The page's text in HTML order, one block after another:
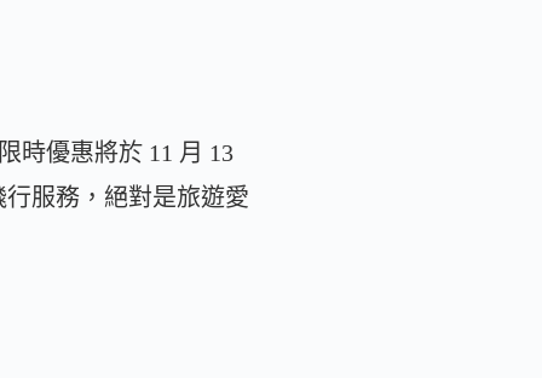
時優惠將於 11 月 13
服務，絕對是旅遊愛